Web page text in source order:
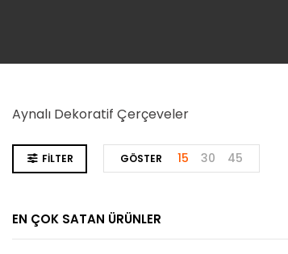
Aynalı Dekoratif Çerçeveler
FILTER GÖSTER 15 30 45
EN ÇOK SATAN ÜRÜNLER